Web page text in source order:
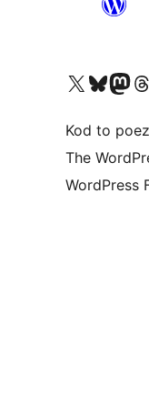
Odwiedź nasze konto X (dawniej Twitter)
Odwiedź nasze
Odwiedź
Kod to
The
WordPress